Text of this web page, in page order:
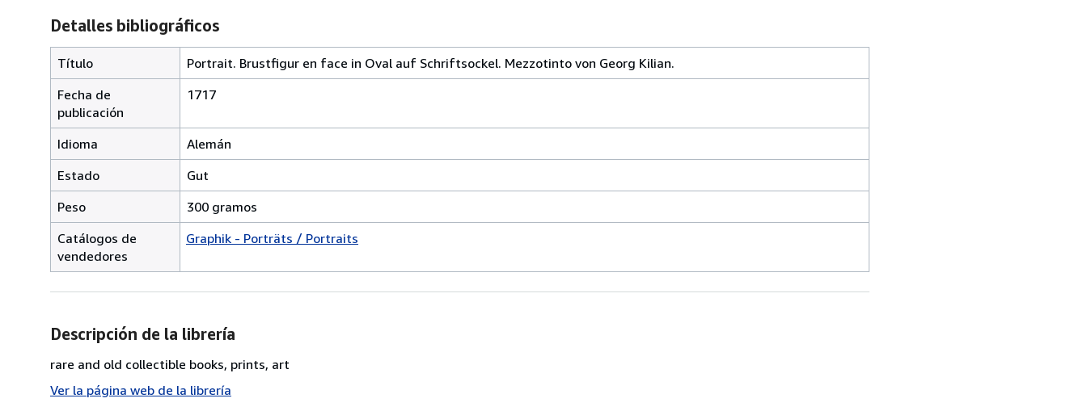
Detalles bibliográficos
Título
Portrait. Brustfigur en face in Oval auf Schriftsockel. Mezzotinto von Georg Kilian.
Fecha de
publicación
1717
Idioma
Alemán
Estado
Gut
Peso
300 gramos
Catálogos de
vendedores
Graphik - Porträts / Portraits
Descripción de la librería
rare and old collectible books, prints, art
Ver la página web de la librería